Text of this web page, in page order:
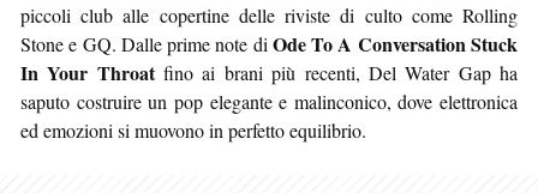
piccoli club alle copertine delle riviste di culto come Rolling
Stone e GQ. Dalle prime note di Ode To A Conversation Stuck
In Your Throatfino ai brani più recenti, Del Water Gap ha
saputo costruire un pop elegante e malinconico, dove elettronica
ed emozioni si muovono in perfetto equilibrio.